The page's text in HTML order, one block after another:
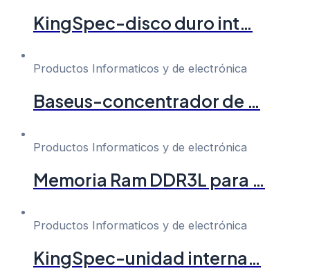
KingSpec-disco duro int…
Productos Informaticos y de electrónica
Baseus-concentrador de …
Productos Informaticos y de electrónica
Memoria Ram DDR3L para …
Productos Informaticos y de electrónica
KingSpec-unidad interna…